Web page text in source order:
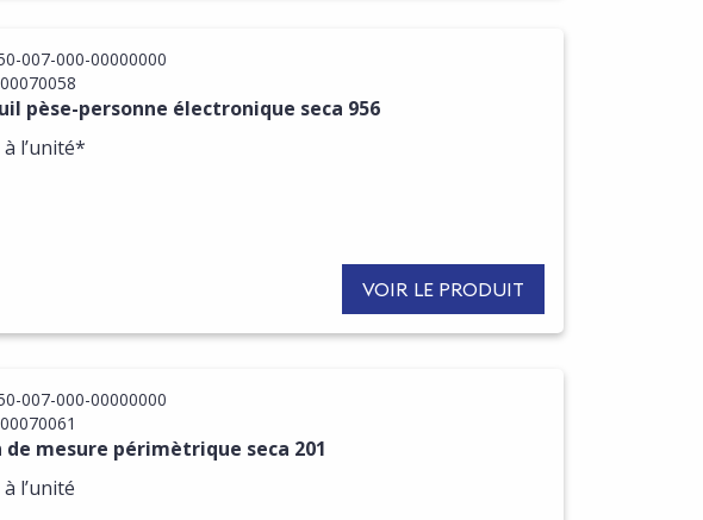
007-000-00000000
pèse-personne électronique seca 956
l’unité*
VOIR LE PRODUIT
007-000-00000000
de mesure périmètrique seca 201
l’unité